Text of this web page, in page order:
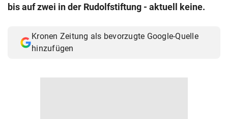
bis auf zwei in der Rudolfstiftung - aktuell keine.
Kronen Zeitung als bevorzugte Google-Quelle
hinzufügen